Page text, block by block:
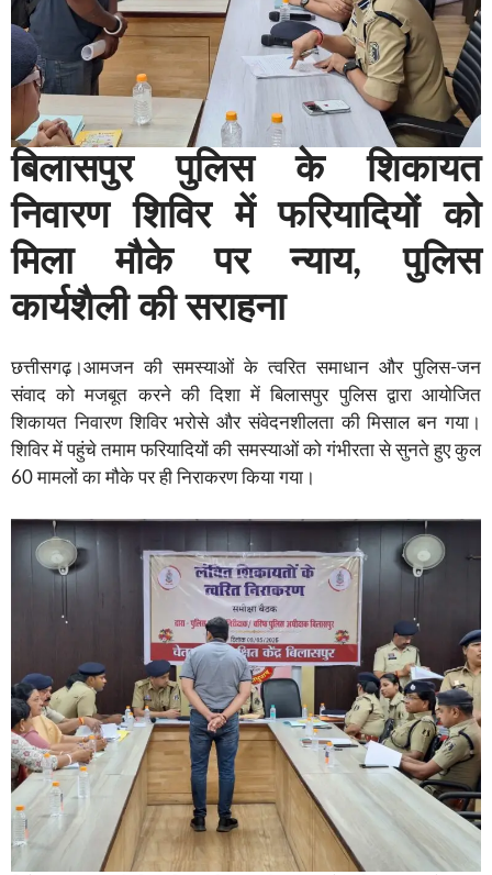
बिलासपुर पुलिस के शिकायत
निवारण शिविर में फरियादियों को
मिला मौके पर न्याय, पुलिस
कार्यशैली की सराहना
छत्तीसगढ़।आमजन की समस्याओं के त्वरित समाधान और पुलिस-जन
संवाद को मजबूत करने की दिशा में बिलासपुर पुलिस द्वारा आयोजित
शिकायत निवारण शिविर भरोसे और संवेदनशीलता की मिसाल बन गया।
शिविर में पहुंचे तमाम फरियादियों की समस्याओं को गंभीरता से सुनते हुए कुल
60 मामलों का मौके पर ही निराकरण किया गया।